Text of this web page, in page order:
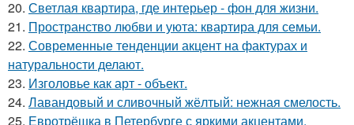
20. Светлая квартира, где интерьер - фон для жизни.
21. Пространство любви и уюта: квартира для семьи.
22. Современные тенденции акцент на фактурах и
натуральности делают.
23. Изголовье как арт - объект.
24. Лавандовый и сливочный жёлтый: нежная смелость.
25. Евротрёшка в Петербурге с яркими акцентами.